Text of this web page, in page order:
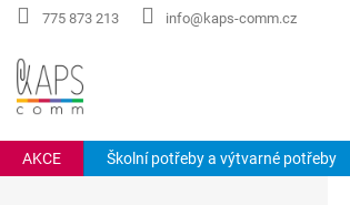
Přejít
775 873 213 info@kaps-comm.cz
AKCE Školní potřeby a výtvarné potřeby